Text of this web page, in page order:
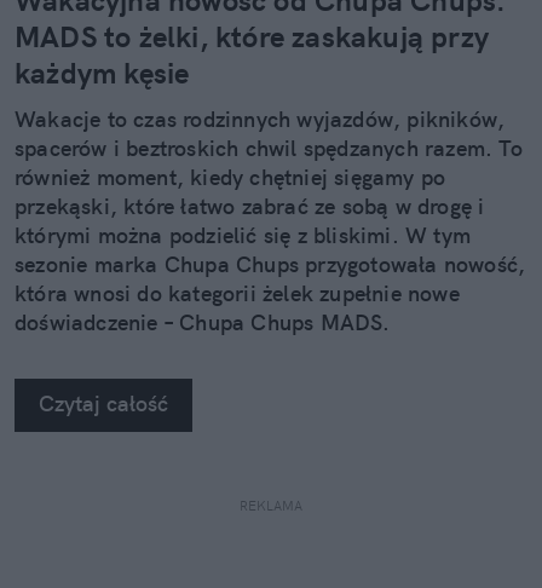
MADS to żelki, które zaskakują przy
każdym kęsie
Wakacje to czas rodzinnych wyjazdów, pikników,
spacerów i beztroskich chwil spędzanych razem. To
również moment, kiedy chętniej sięgamy po
przekąski, które łatwo zabrać ze sobą w drogę i
którymi można podzielić się z bliskimi. W tym
sezonie marka Chupa Chups przygotowała nowość,
która wnosi do kategorii żelek zupełnie nowe
doświadczenie – Chupa Chups MADS.
Czytaj całość
REKLAMA